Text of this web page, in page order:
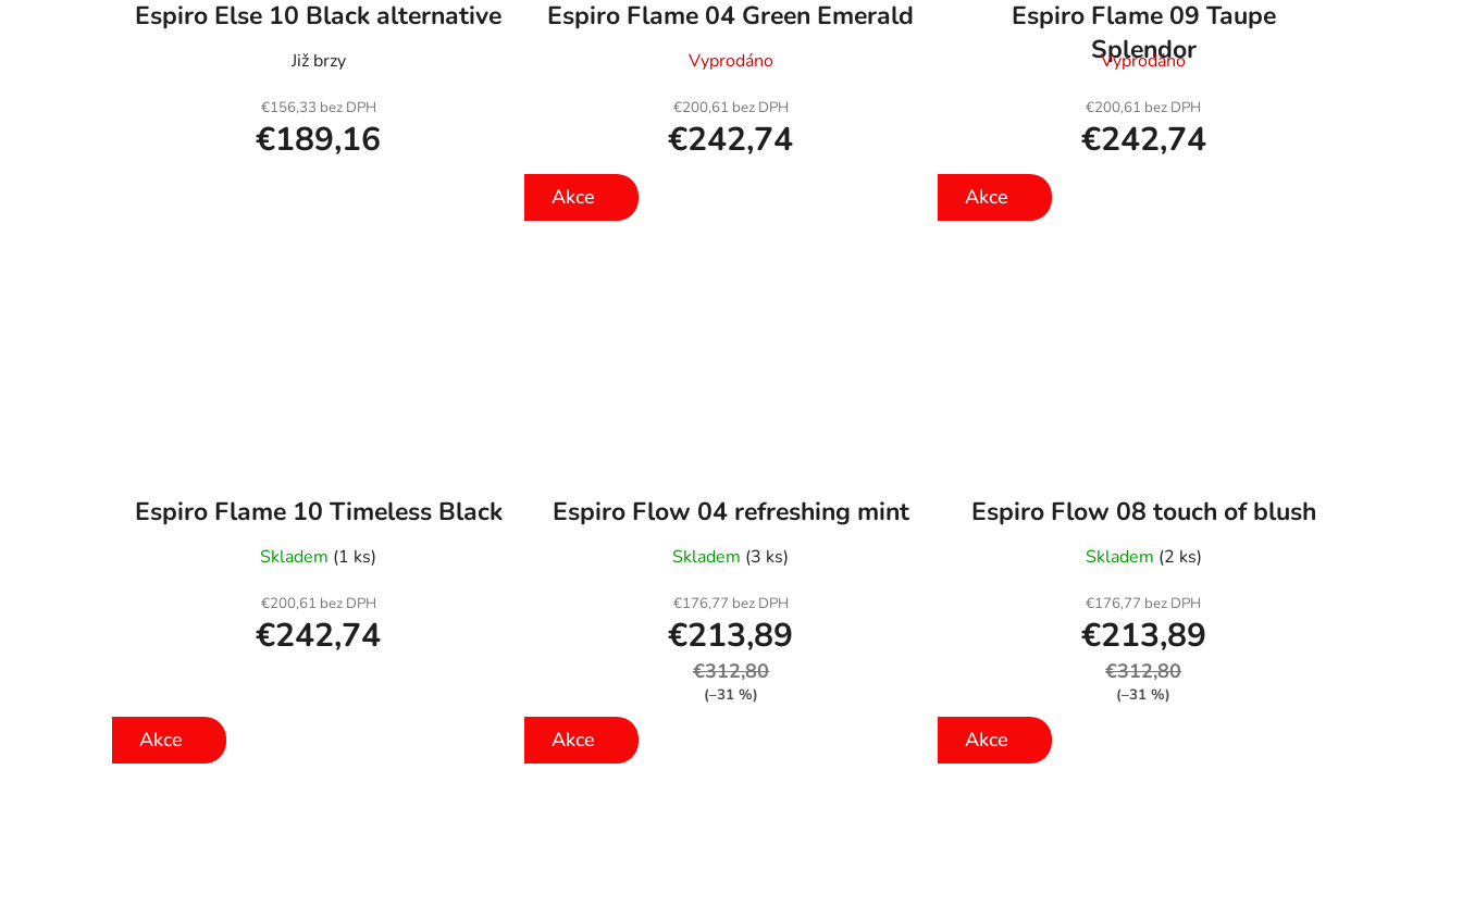
Espiro Else 10 Black alternative
Již brzy
€156,33 bez DPH
€189,16
Espiro Flame 04 Green Emerald
Vyprodáno
€200,61 bez DPH
€242,74
Espiro Flame 09 Taupe
Splendor
Vyprodáno
€200,61 bez DPH
€242,74
Espiro Flame 10 Timeless Black
Skladem (1 ks)
€200,61 bez DPH
€242,74
Akce
Espiro Flow 04 refreshing mint
Skladem (3 ks)
€176,77 bez DPH
€213,89
€312,80
(–31 %)
Akce
Espiro Flow 08 touch of blush
Skladem (2 ks)
€176,77 bez DPH
€213,89
€312,80
(–31 %)
Akce Akce Akce